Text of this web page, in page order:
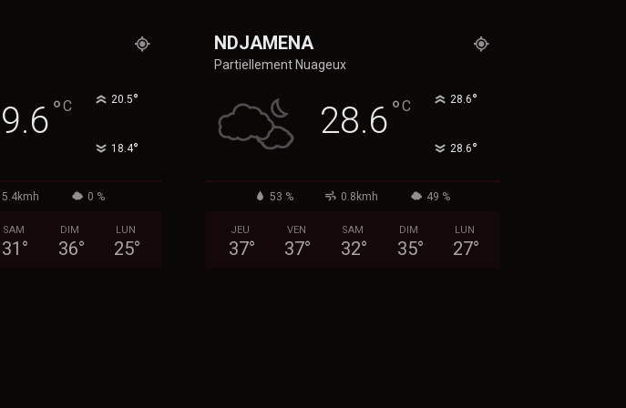
°C 20.5°
18.4°
5.4kmh 0 %
SAM
31 °
DIM
36°
LUN
25°
NDJAMENA
Partiellement Nuageux
28.6°C 28.6°
28.6°
53 % 0.8kmh 49 %
JEU
37°
VEN
37°
SAM
32°
DIM
35°
LUN
27°